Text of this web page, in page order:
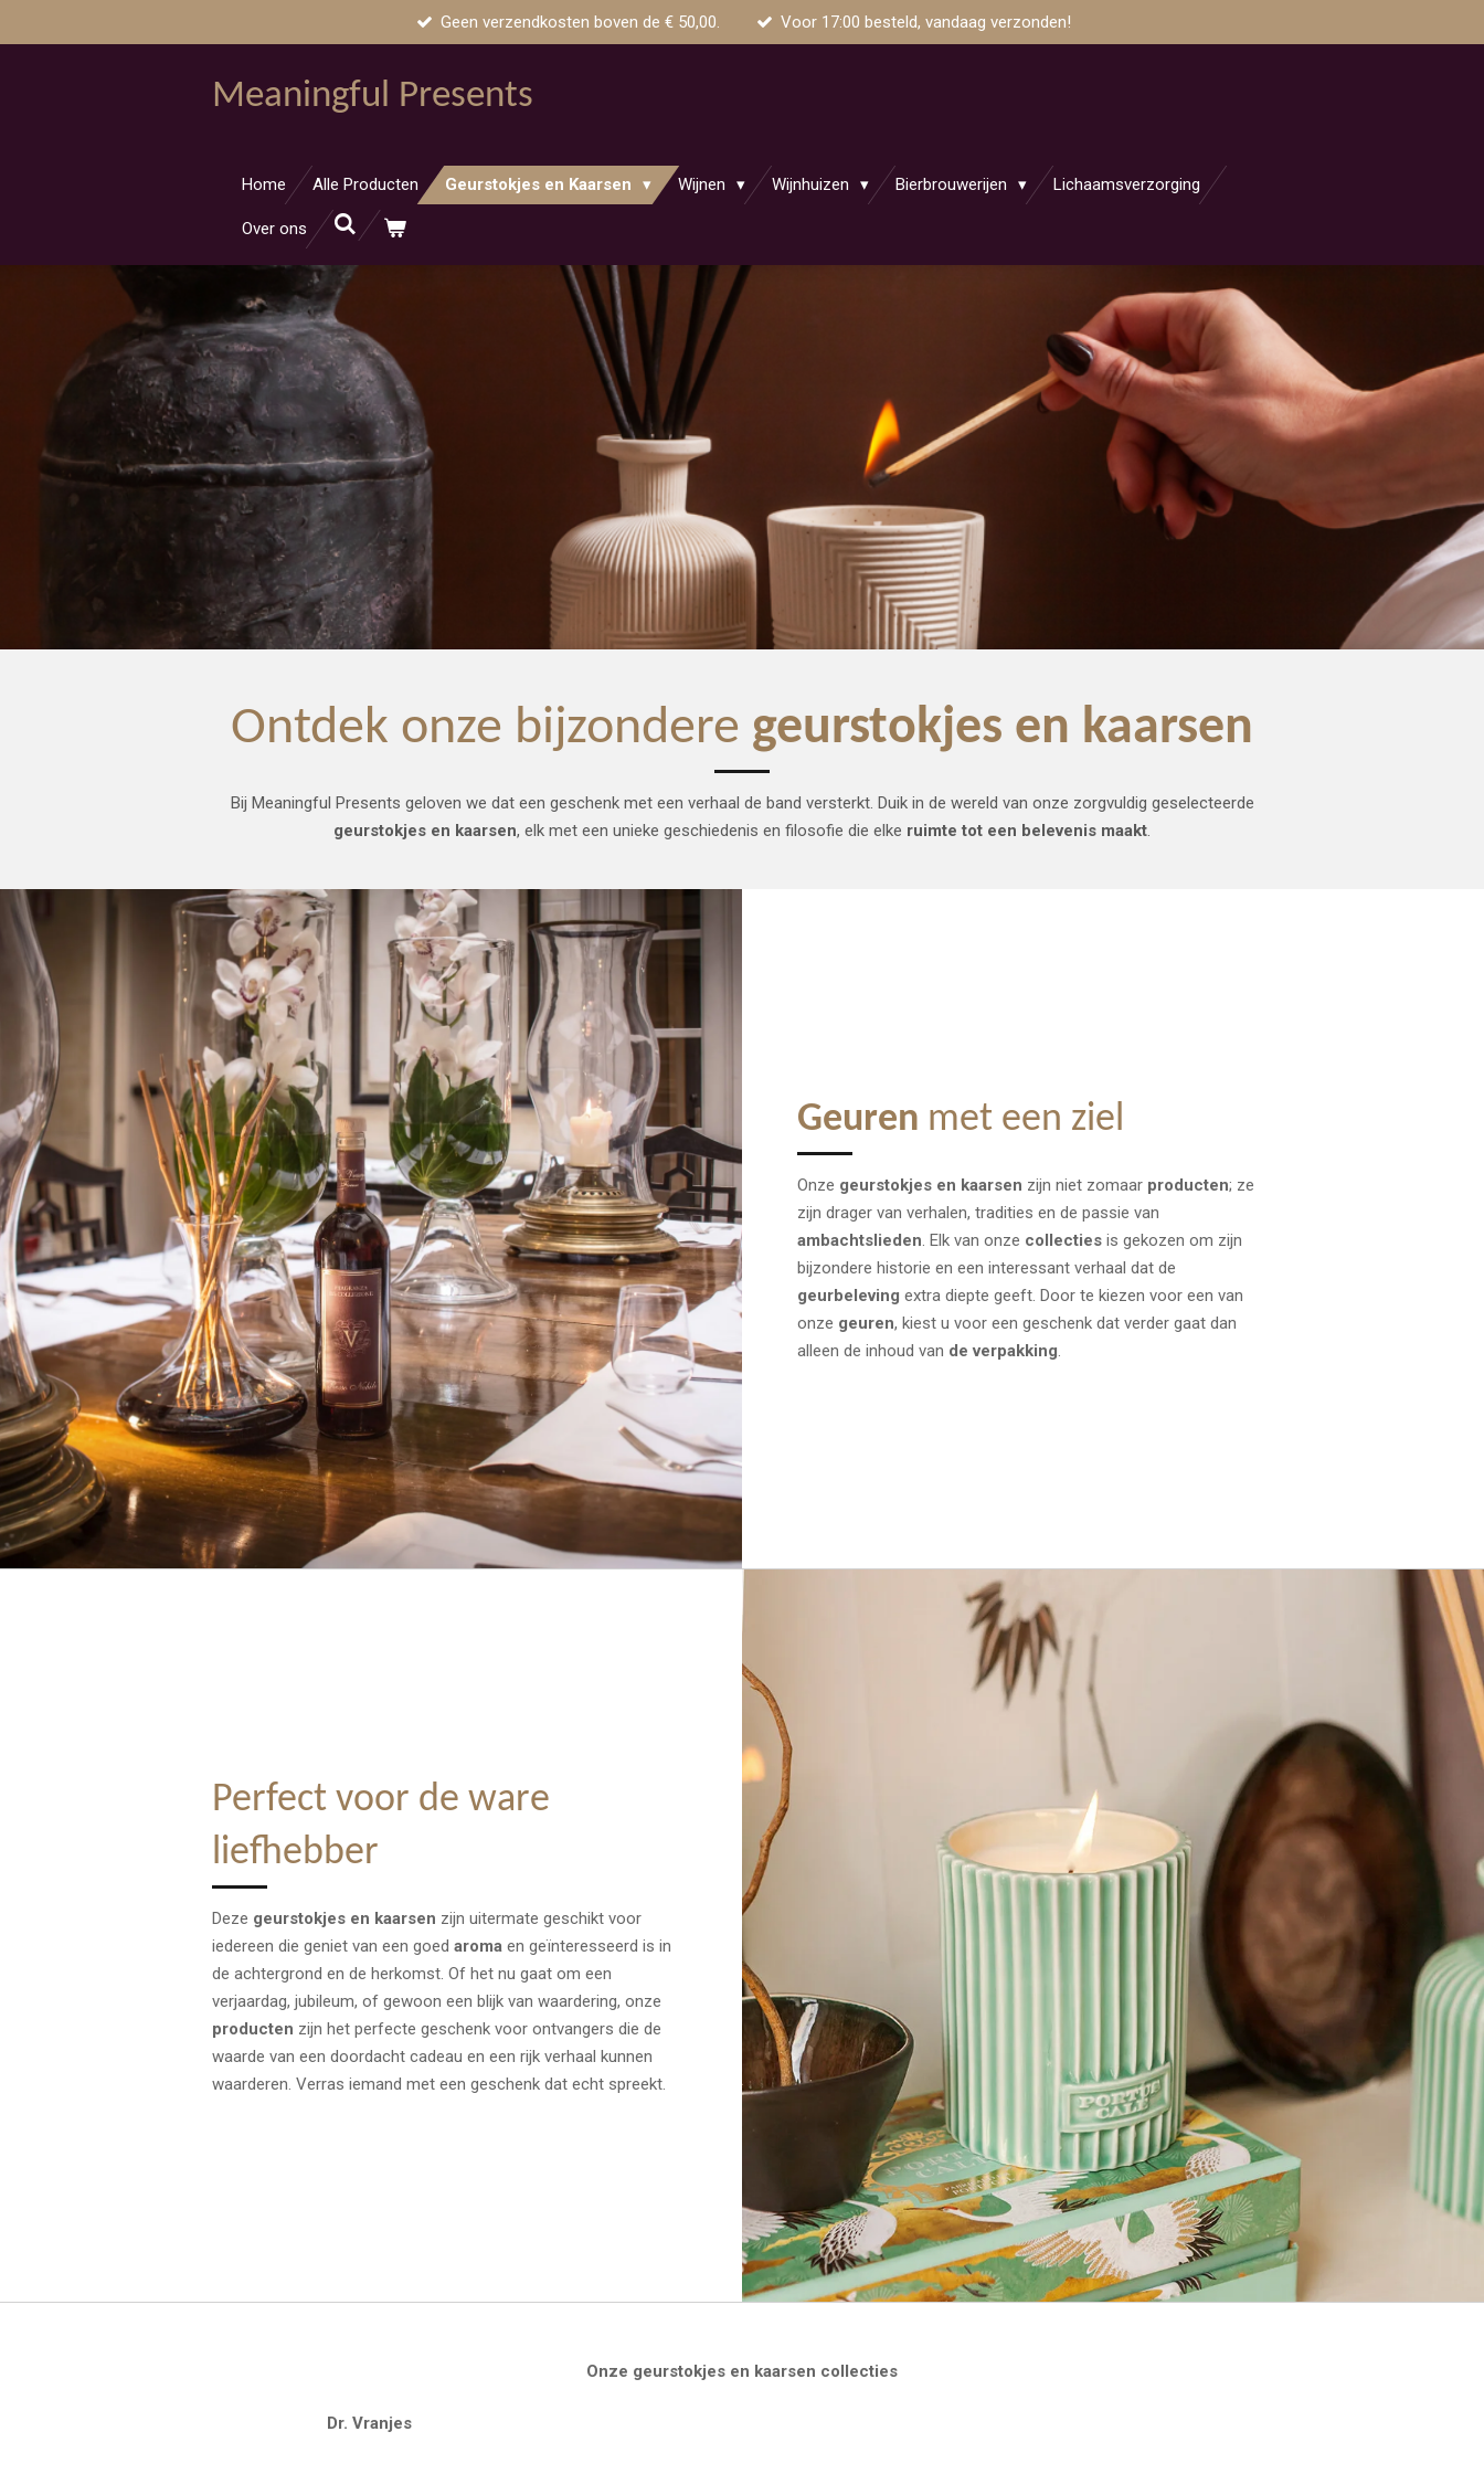
Geen verzendkosten boven de € 50,00. Voor 17:00 besteld, vandaag verzonden!
Meaningful Presents
Home Alle Producten Geurstokjes en Kaarsen Wijnen Wijnhuizen Bierbrouwerijen Lichaamsverzorging
Over ons
Ontdek onze bijzondere geurstokjes en kaarsen
Bij Meaningful Presents geloven we dat een geschenk met een verhaal de band versterkt. Duik in de wereld van onze zorgvuldig geselecteerde
geurstokjes en kaarsen, elk met een unieke geschiedenis en filosofie die elke ruimte tot een belevenis maakt.
Geuren met een ziel
Onze geurstokjes en kaarsen zijn niet zomaar producten; ze
zijn drager van verhalen, tradities en de passie van
ambachtslieden . Elk van onze collectiesis gekozen om zijn
bijzondere historie en een interessant verhaal dat de
geurbeleving extra diepte geeft. Door te kiezen voor een van
onze geuren, kiest u voor een geschenk dat verder gaat dan
alleen de inhoud van de verpakking
Perfect voor de ware
liefhebber
Deze geurstokjes en kaarsen zijn uitermate geschikt voor
iedereen die geniet van een goed aroma en geïnteresseerd is in
de achtergrond en de herkomst. Of het nu gaat om een
verjaardag, jubileum, of gewoon een blijk van waardering, onze
producten zijn het perfecte geschenk voor ontvangers die de
waarde van een doordacht cadeau en een rijk verhaal kunnen
waarderen. Verras iemand met een geschenk dat echt spreekt.
Onze geurstokjes en kaarsen collecties
Dr. Vranjes